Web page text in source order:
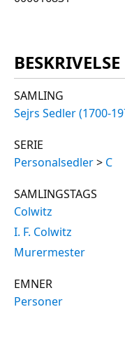
BESKRIVELSE
SAMLING
Sejrs Sedler (1700-
SERIE
Personalsedler> C
SAMLINGSTAGS
Colwitz
I. F. Colwitz
Murermester
EMNER
Personer